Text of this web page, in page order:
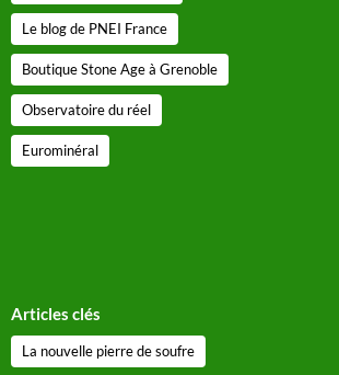
Le blog de PNEI France
Boutique Stone Age à Grenoble
Observatoire du réel
Eurominéral
Articles clés
La nouvelle pierre de soufre